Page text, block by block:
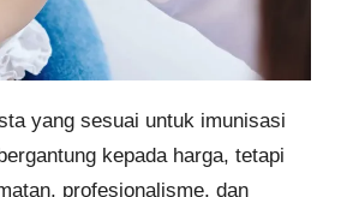
yang sesuai untuk imunisasi
kepada harga, tetapi
profesionalisme, dan